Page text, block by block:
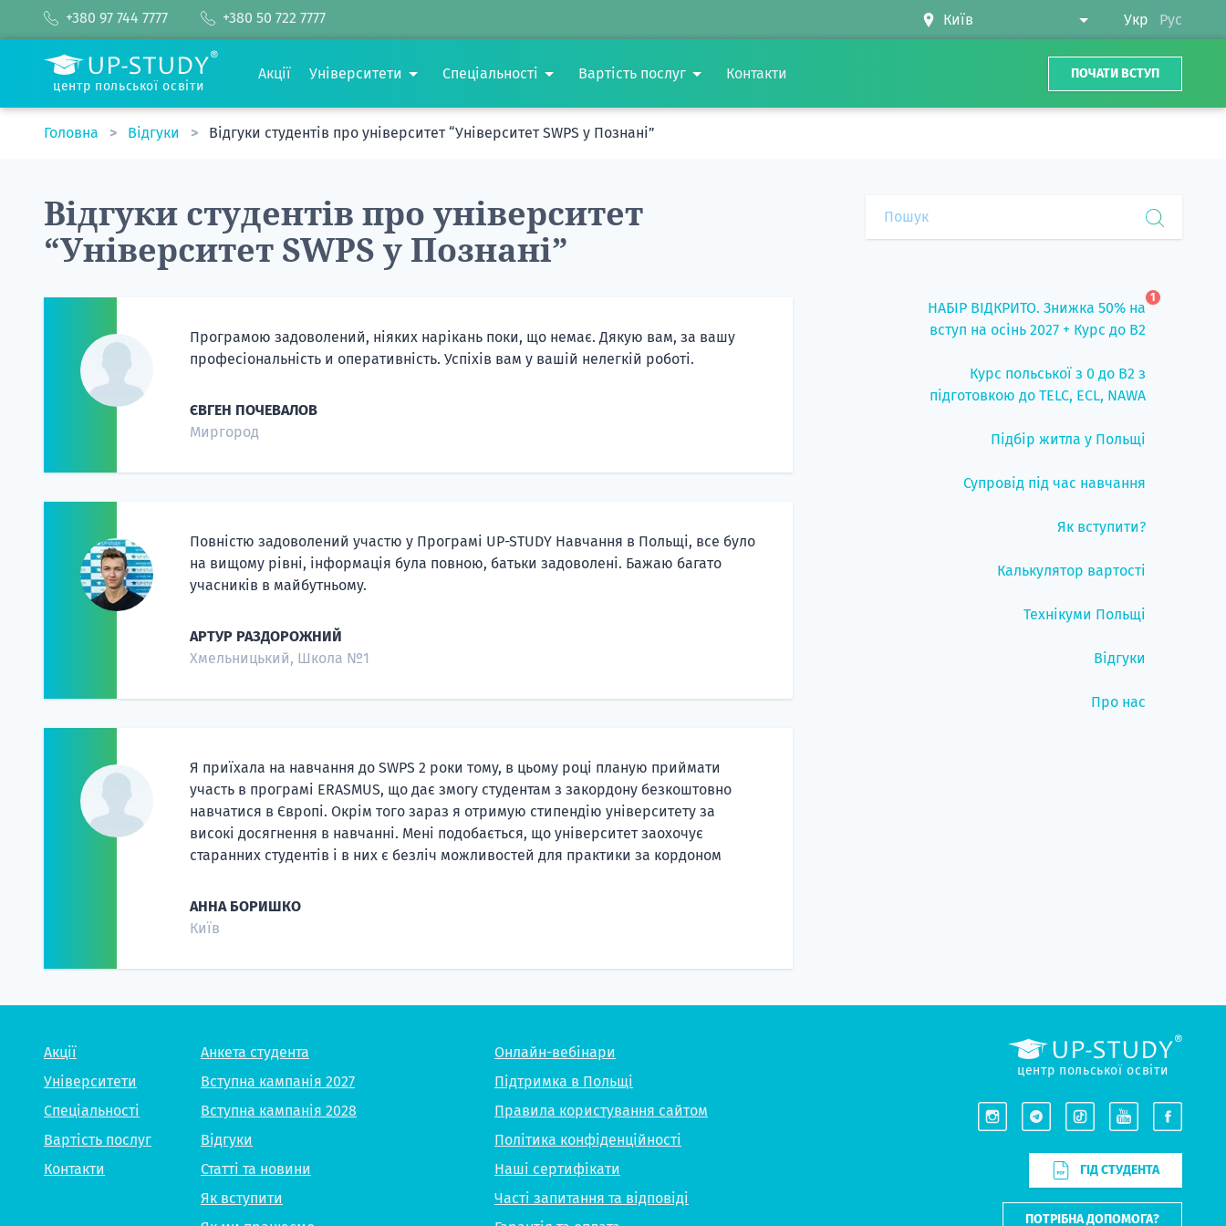
+380 97 744 7777 +380 50 722 7777 Укр Рус
центр польської освіти
Акції Університети Спеціальності Вартість послуг Контакти ПОЧАТИ ВСТУП
Головна Відгуки Відгуки студентів про університет “Університет SWPS у Познані”
Відгуки студентів про університет
“Університет SWPS у Познані”
Програмою задоволений, ніяких нарікань поки, що немає. Дякую вам, за вашу
професіональність и оперативність. Успіхів вам у вашій нелегкій роботі.
ЄВГЕН ПОЧЕВАЛОВ
Миргород
Повністю задоволений участю у Програмі UP-STUDY Навчання в Польщі, все було
на вищому рівні, інформація була повною, батьки задоволені. Бажаю багато
учасників в майбутньому.
АРТУР РАЗДОРОЖНИЙ
Хмельницький, Школа №1
Я приїхала на навчання до SWPS 2 роки тому, в цьому році планую приймати
участь в програмі ERASMUS, що дає змогу студентам з закордону безкоштовно
навчатися в Європі. Окрім того зараз я отримую стипендію університету за
високі досягнення в навчанні. Мені подобається, що університет заохочує
старанних студентів і в них є безліч можливостей для практики за кордоном
АННА БОРИШКО
Київ
НАБІР ВІДКРИТО. Знижка 50% на
вступ на осінь 2027 + Курс до B2
1
Курс польської з 0 до B2 з
підготовкою до TELC, ECL, NAWA
Підбір житла у Польщі
Супровід під час навчання
Як вступити?
Калькулятор вартості
Технікуми Польщі
Відгуки
Про нас
Акції
Університети
Спеціальності
Вартість послуг
Контакти
Анкета студента
Вступна кампанія 2027
Вступна кампанія 2028
Відгуки
Статті та новини
Як вступити
Онлайн-вебінари
Підтримка в Польщі
Правила користування сайтом
Політика конфіденційності
Наші сертифікати
Часті запитання та відповіді
центр польської освіти
ГІД СТУДЕНТА
ПОТРІБНА ДОПОМОГА?